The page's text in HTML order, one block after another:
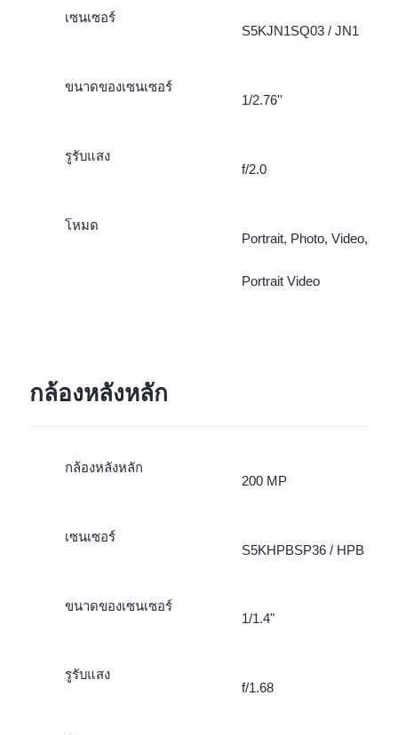
เซนเซอร์
S5KJN1SQ03 / JN1
ขนาดของเซนเซอร์
1/2.76''
รูรับแสง
f/2.0
โหมด
Portrait, Photo, Video,
Portrait Video
กล้องหลังหลัก
กล้องหลังหลัก
200 MP
เซนเซอร์
S5KHPBSP36 / HPB
ขนาดของเซนเซอร์
1/1.4"
รูรับแสง
f/1.68